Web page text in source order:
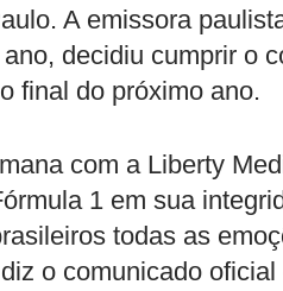
A emissora
decidiu cumprir o
final do próximo ano.
com a Liberty
1 em sua
todas as
o comunicado